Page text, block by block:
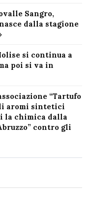
Sangro,
dalla stagione
si continua a
poi si va in
“Tartufo
aromi sintetici
la chimica dalla
contro gli